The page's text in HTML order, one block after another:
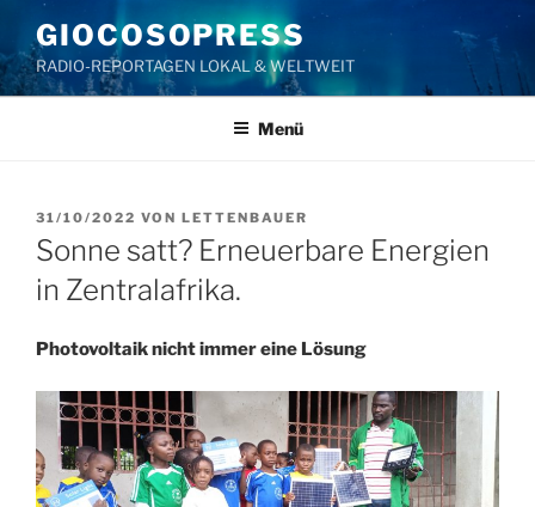
Inhalt
springen
GIOCOSOPRESS
RADIO-REPORTAGEN LOKAL & WELTWEIT
Menü
VERÖFFENTLICHT
AM
31/10/2022 VON LETTENBAUER
Sonne satt? Erneuerbare Energien
in Zentralafrika.
Photovoltaik nicht immer eine Lösung